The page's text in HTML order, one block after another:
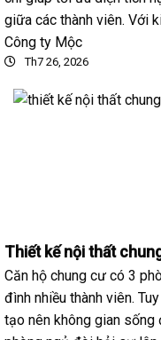
giữa các thành viên. Với
Công ty Mộc
Th7 26, 2026
Thiết kế nội thất
Căn hộ chung cư có 3
đình nhiều thành viên.
tạo nên không gian sống